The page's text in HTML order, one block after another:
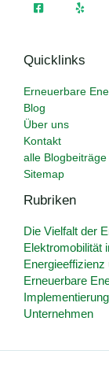
Quicklinks
Erneuerbare
Blog
Über uns
Kontakt
alle Blogbeiträge
Sitemap
Rubriken
Die Vielfalt der
Elektromobilität
Erneuerbare
Unternehmen